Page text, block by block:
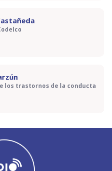
los trastornos de la conducta